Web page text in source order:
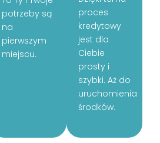
potrzeby są
na
pierwszym
miejscu.
proces
kredytowy
jest dla
Ciebie
prosty i
szybki. Aż do
uruchomienia
środków.